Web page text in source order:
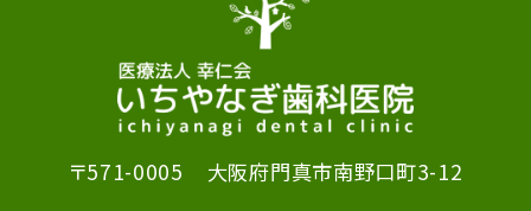
〒571-0005 大阪府門真市南野口町3-12